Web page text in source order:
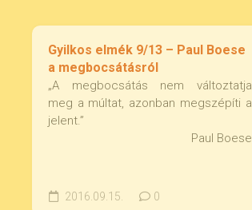
Gyilkos elmék 9/13 – Paul Boese
a megbocsátásról
„A megbocsátás nem változtatja
meg a múltat, azonban megszépíti a
jelent.”
Paul Boese
2016.09.15. 0